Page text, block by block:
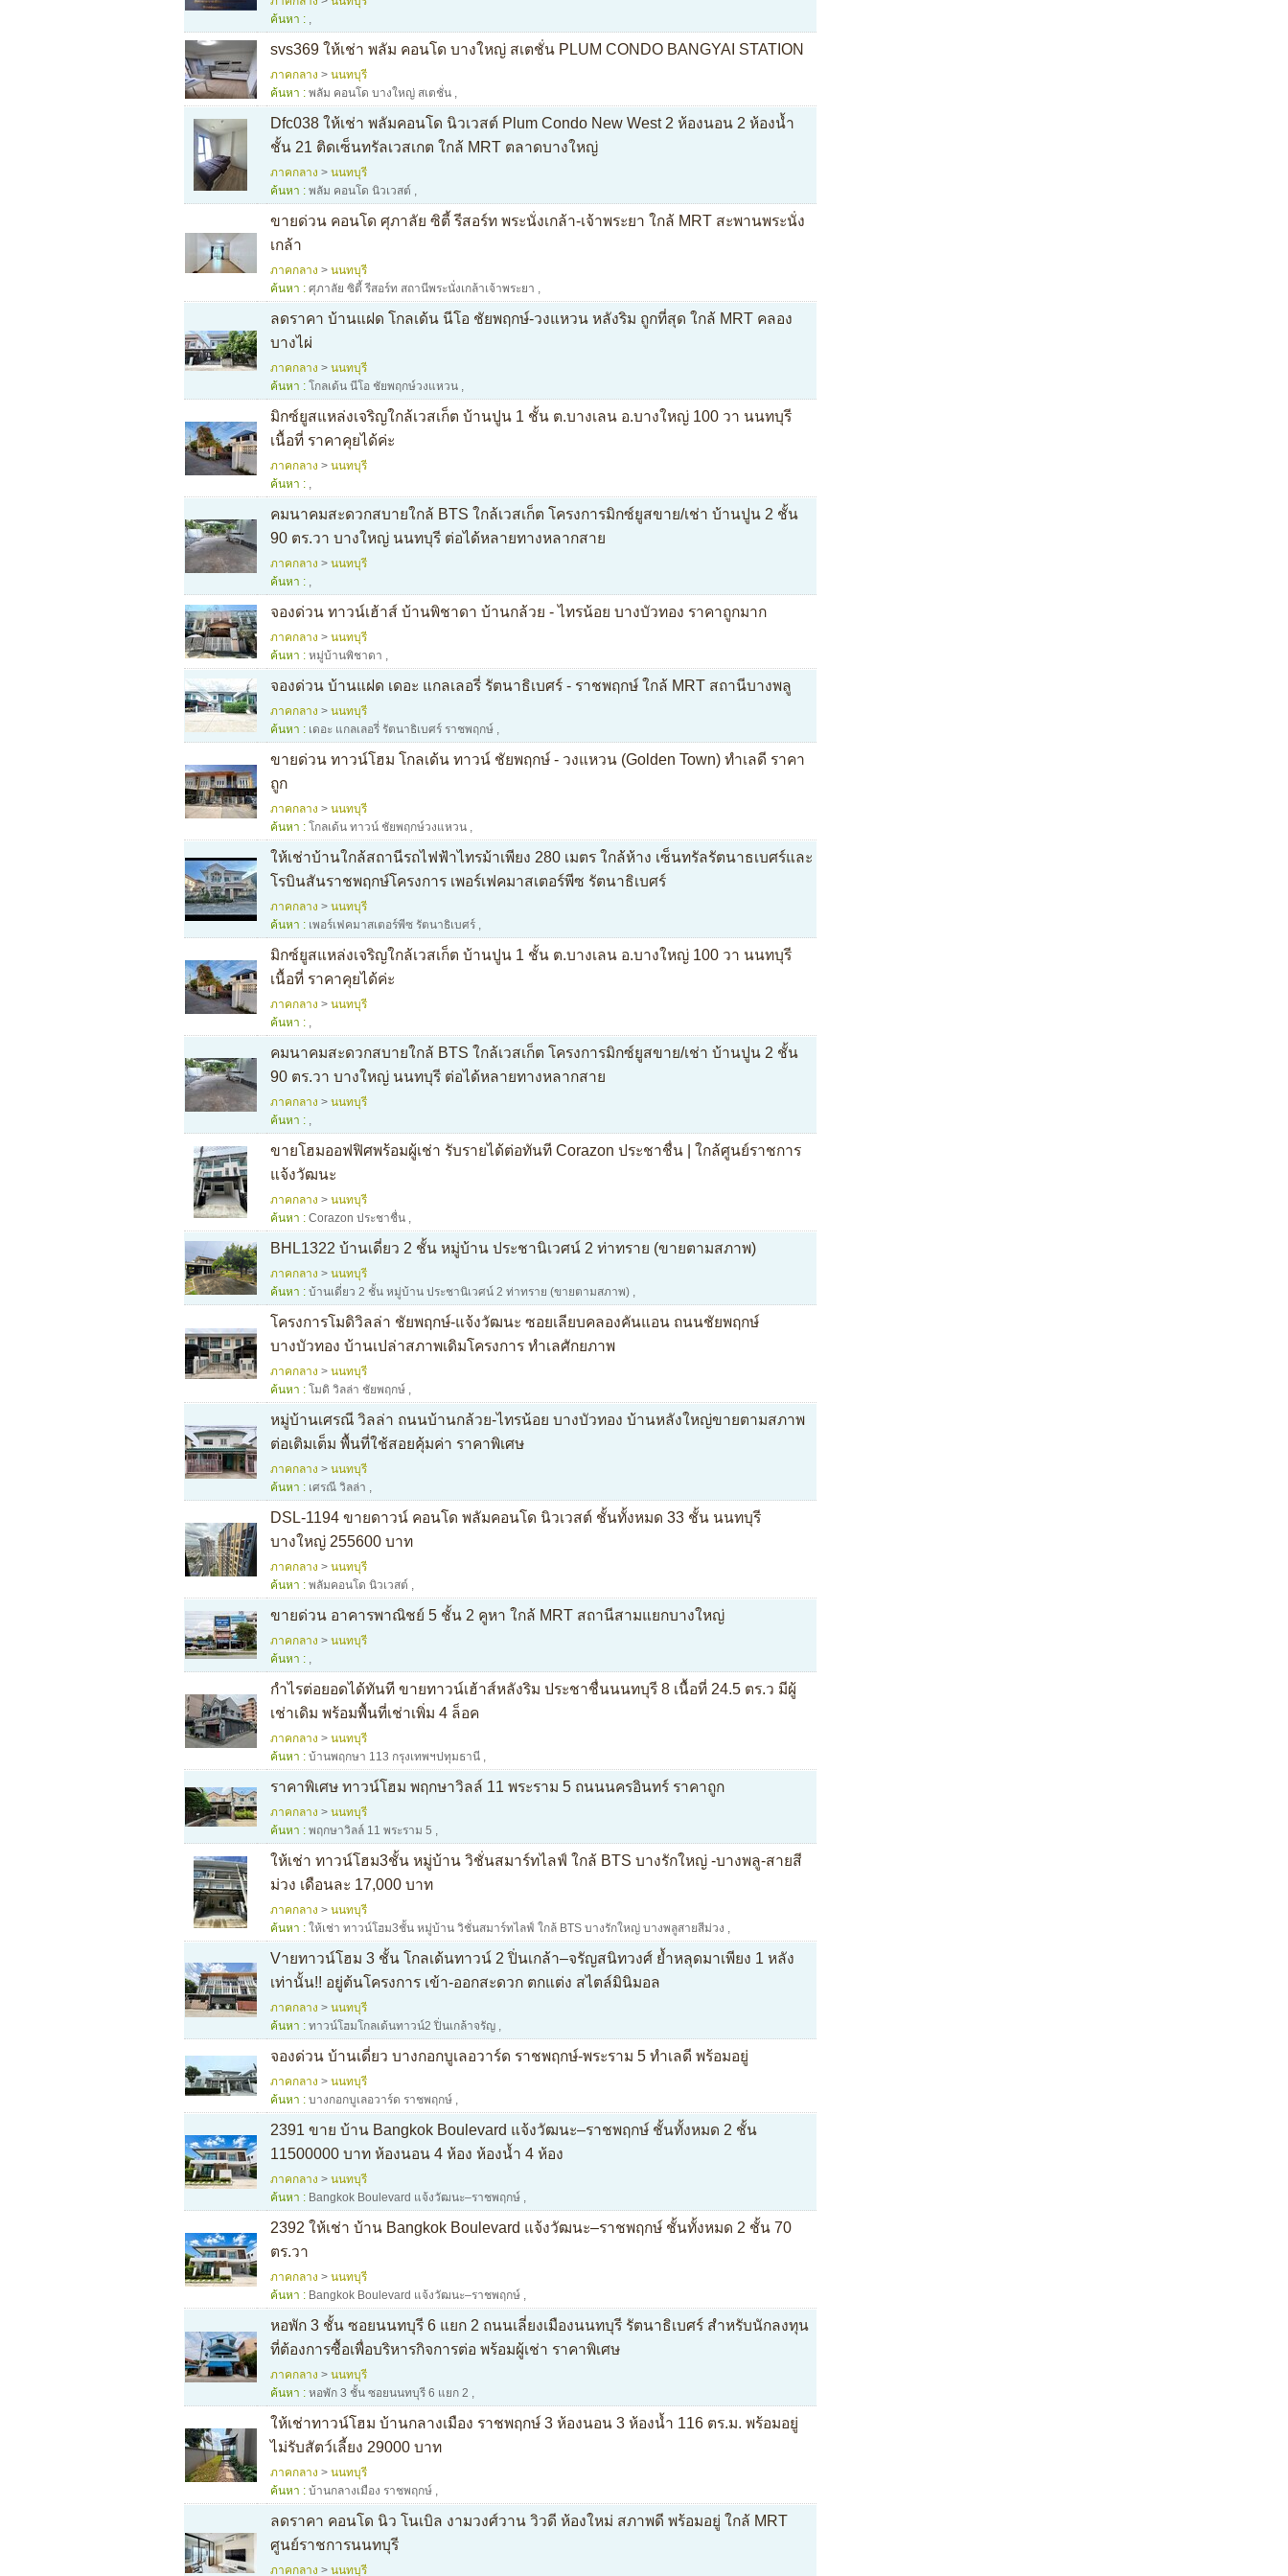
ค้นหา : ,
svs369 ให้เช่า พลัม คอนโด บางใหญ่ สเตชั่น PLUM CONDO BANGYAI STATION
ภาคกลาง > นนทบุรี
ค้นหา : พลัม คอนโด บางใหญ่ สเตชั่น ,
Dfc038 ให้เช่า พลัมคอนโด นิวเวสต์ Plum Condo New West 2 ห้องนอน 2 ห้องน้ำ
ชั้น 21 ติดเซ็นทรัลเวสเกต ใกล้ MRT ตลาดบางใหญ่
ภาคกลาง > นนทบุรี
ค้นหา : พลัม คอนโด นิวเวสต์ ,
ขายด่วน คอนโด ศุภาลัย ซิตี้ รีสอร์ท พระนั่งเกล้า-เจ้าพระยา ใกล้ MRT สะพานพระนั่ง
เกล้า
ภาคกลาง > นนทบุรี
ค้นหา : ศุภาลัย ซิตี้ รีสอร์ท สถานีพระนั่งเกล้าเจ้าพระยา ,
ลดราคา บ้านแฝด โกลเด้น นีโอ ชัยพฤกษ์-วงแหวน หลังริม ถูกที่สุด ใกล้ MRT คลอง
บางไผ่
ภาคกลาง > นนทบุรี
ค้นหา : โกลเด้น นีโอ ชัยพฤกษ์วงแหวน ,
มิกซ์ยูสแหล่งเจริญใกล้เวสเก็ต บ้านปูน 1 ชั้น ต.บางเลน อ.บางใหญ่ 100 วา นนทบุรี
เนื้อที่ ราคาคุยได้ค่ะ
ภาคกลาง > นนทบุรี
ค้นหา : ,
คมนาคมสะดวกสบายใกล้ BTS ใกล้เวสเก็ต โครงการมิกซ์ยูสขาย/เช่า บ้านปูน 2 ชั้น
90 ตร.วา บางใหญ่ นนทบุรี ต่อได้หลายทางหลากสาย
ภาคกลาง > นนทบุรี
ค้นหา : ,
จองด่วน ทาวน์เฮ้าส์ บ้านพิชาดา บ้านกล้วย - ไทรน้อย บางบัวทอง ราคาถูกมาก
ภาคกลาง > นนทบุรี
ค้นหา : หมู่บ้านพิชาดา ,
จองด่วน บ้านแฝด เดอะ แกลเลอรี่ รัตนาธิเบศร์ - ราชพฤกษ์ ใกล้ MRT สถานีบางพลู
ภาคกลาง > นนทบุรี
ค้นหา : เดอะ แกลเลอรี่ รัตนาธิเบศร์ ราชพฤกษ์ ,
ขายด่วน ทาวน์โฮม โกลเด้น ทาวน์ ชัยพฤกษ์ - วงแหวน (Golden Town) ทำเลดี ราคา
ถูก
ภาคกลาง > นนทบุรี
ค้นหา : โกลเด้น ทาวน์ ชัยพฤกษ์วงแหวน ,
ให้เช่าบ้านใกล้สถานีรถไฟฟ้าไทรม้าเพียง 280 เมตร ใกล้ห้าง เซ็นทรัลรัตนาธเบศร์และ
โรบินสันราชพฤกษ์โครงการ เพอร์เฟคมาสเตอร์พีซ รัตนาธิเบศร์
ภาคกลาง > นนทบุรี
ค้นหา : เพอร์เฟคมาสเตอร์พีซ รัตนาธิเบศร์ ,
มิกซ์ยูสแหล่งเจริญใกล้เวสเก็ต บ้านปูน 1 ชั้น ต.บางเลน อ.บางใหญ่ 100 วา นนทบุรี
เนื้อที่ ราคาคุยได้ค่ะ
ภาคกลาง > นนทบุรี
ค้นหา : ,
คมนาคมสะดวกสบายใกล้ BTS ใกล้เวสเก็ต โครงการมิกซ์ยูสขาย/เช่า บ้านปูน 2 ชั้น
90 ตร.วา บางใหญ่ นนทบุรี ต่อได้หลายทางหลากสาย
ภาคกลาง > นนทบุรี
ค้นหา : ,
ขายโฮมออฟฟิศพร้อมผู้เช่า รับรายได้ต่อทันที Corazon ประชาชื่น | ใกล้ศูนย์ราชการ
แจ้งวัฒนะ
ภาคกลาง > นนทบุรี
ค้นหา : Corazon ประชาชื่น ,
BHL1322 บ้านเดี่ยว 2 ชั้น หมู่บ้าน ประชานิเวศน์ 2 ท่าทราย (ขายตามสภาพ)
ภาคกลาง > นนทบุรี
ค้นหา : บ้านเดี่ยว 2 ชั้น หมู่บ้าน ประชานิเวศน์ 2 ท่าทราย (ขายตามสภาพ) ,
โครงการโมดิวิลล่า ชัยพฤกษ์-แจ้งวัฒนะ ซอยเลียบคลองคันแอน ถนนชัยพฤกษ์
บางบัวทอง บ้านเปล่าสภาพเดิมโครงการ ทำเลศักยภาพ
ภาคกลาง > นนทบุรี
ค้นหา : โมดิ วิลล่า ชัยพฤกษ์ ,
หมู่บ้านเศรณี วิลล่า ถนนบ้านกล้วย-ไทรน้อย บางบัวทอง บ้านหลังใหญ่ขายตามสภาพ
ต่อเติมเต็ม พื้นที่ใช้สอยคุ้มค่า ราคาพิเศษ
ภาคกลาง > นนทบุรี
ค้นหา : เศรณี วิลล่า ,
DSL-1194 ขายดาวน์ คอนโด พลัมคอนโด นิวเวสต์ ชั้นทั้งหมด 33 ชั้น นนทบุรี
บางใหญ่ 255600 บาท
ภาคกลาง > นนทบุรี
ค้นหา : พลัมคอนโด นิวเวสต์ ,
ขายด่วน อาคารพาณิชย์ 5 ชั้น 2 คูหา ใกล้ MRT สถานีสามแยกบางใหญ่
ภาคกลาง > นนทบุรี
ค้นหา : ,
กำไรต่อยอดได้ทันที ขายทาวน์เฮ้าส์หลังริม ประชาชื่นนนทบุรี 8 เนื้อที่ 24.5 ตร.ว มีผู้
เช่าเดิม พร้อมพื้นที่เช่าเพิ่ม 4 ล็อค
ภาคกลาง > นนทบุรี
ค้นหา : บ้านพฤกษา 113 กรุงเทพฯปทุมธานี ,
ราคาพิเศษ ทาวน์โฮม พฤกษาวิลล์ 11 พระราม 5 ถนนนครอินทร์ ราคาถูก
ภาคกลาง > นนทบุรี
ค้นหา : พฤกษาวิลล์ 11 พระราม 5 ,
ให้เช่า ทาวน์โฮม3ชั้น หมู่บ้าน วิชั่นสมาร์ทไลฟ์ ใกล้ BTS บางรักใหญ่ -บางพลู-สายสี
ม่วง เดือนละ 17,000 บาท
ภาคกลาง > นนทบุรี
ค้นหา : ให้เช่า ทาวน์โฮม3ชั้น หมู่บ้าน วิชั่นสมาร์ทไลฟ์ ใกล้ BTS บางรักใหญ่ บางพลูสายสีม่วง ,
Vายทาวน์โฮม 3 ชั้น โกลเด้นทาวน์ 2 ปิ่นเกล้า–จรัญสนิทวงศ์ ย้ำหลุดมาเพียง 1 หลัง
เท่านั้น!! อยู่ต้นโครงการ เข้า-ออกสะดวก ตกแต่ง สไตล์มินิมอล
ภาคกลาง > นนทบุรี
ค้นหา : ทาวน์โฮมโกลเด้นทาวน์2 ปิ่นเกล้าจรัญ ,
จองด่วน บ้านเดี่ยว บางกอกบูเลอวาร์ด ราชพฤกษ์-พระราม 5 ทำเลดี พร้อมอยู่
ภาคกลาง > นนทบุรี
ค้นหา : บางกอกบูเลอวาร์ด ราชพฤกษ์ ,
2391 ขาย บ้าน Bangkok Boulevard แจ้งวัฒนะ–ราชพฤกษ์ ชั้นทั้งหมด 2 ชั้น
11500000 บาท ห้องนอน 4 ห้อง ห้องน้ำ 4 ห้อง
ภาคกลาง > นนทบุรี
ค้นหา : Bangkok Boulevard แจ้งวัฒนะ–ราชพฤกษ์ ,
2392 ให้เช่า บ้าน Bangkok Boulevard แจ้งวัฒนะ–ราชพฤกษ์ ชั้นทั้งหมด 2 ชั้น 70
ตร.วา
ภาคกลาง > นนทบุรี
ค้นหา : Bangkok Boulevard แจ้งวัฒนะ–ราชพฤกษ์ ,
หอพัก 3 ชั้น ซอยนนทบุรี 6 แยก 2 ถนนเลี่ยงเมืองนนทบุรี รัตนาธิเบศร์ สำหรับนักลงทุน
ที่ต้องการซื้อเพื่อบริหารกิจการต่อ พร้อมผู้เช่า ราคาพิเศษ
ภาคกลาง > นนทบุรี
ค้นหา : หอพัก 3 ชั้น ซอยนนทบุรี 6 แยก 2 ,
ให้เช่าทาวน์โฮม บ้านกลางเมือง ราชพฤกษ์ 3 ห้องนอน 3 ห้องน้ำ 116 ตร.ม. พร้อมอยู่
ไม่รับสัตว์เลี้ยง 29000 บาท
ภาคกลาง > นนทบุรี
ค้นหา : บ้านกลางเมือง ราชพฤกษ์ ,
ลดราคา คอนโด นิว โนเบิล งามวงศ์วาน วิวดี ห้องใหม่ สภาพดี พร้อมอยู่ ใกล้ MRT
ศูนย์ราชการนนทบุรี
ภาคกลาง > นนทบุรี